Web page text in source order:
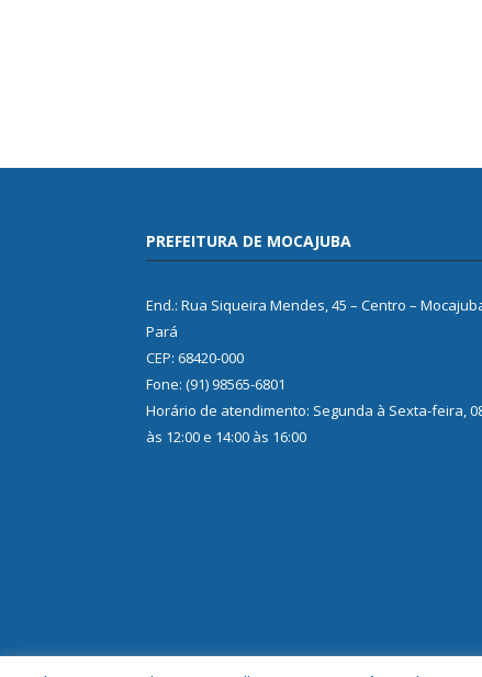
PREFEITURA DE MOCAJUBA
End.: Rua Siqueira Mendes, 45 – Centro –
Pará
CEP: 68420-000
Fone: (91) 98565-6801
Horário de atendimento: Segunda à Sexta-feira,
às 12:00 e 14:00 às 16:00